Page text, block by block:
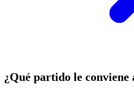
¿Qué partido le conviene